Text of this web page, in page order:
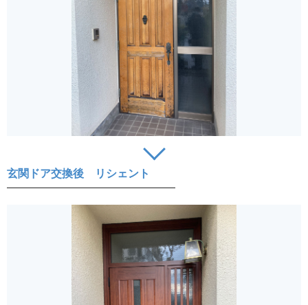
玄関ドア交換後 リシェント